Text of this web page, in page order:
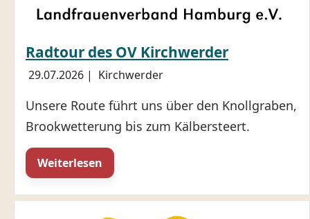
Radtour des OV Kirchwerder
29.07.2026 | Kirchwerder
Unsere Route führt uns über den Knollgraben,
Brookwetterung bis zum Kälbersteert.
Weiterlesen